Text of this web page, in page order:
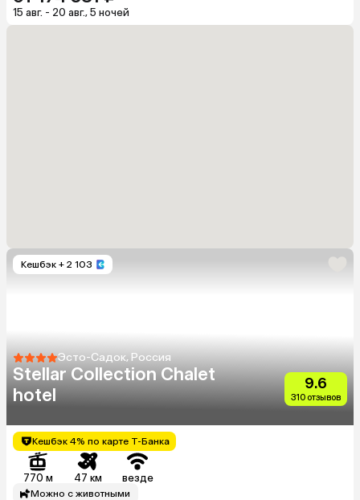
15 авг. - 20 авг., 5 ночей
Кешбэк + 2 103
Эсто-Садок, Россия
Stellar Collection Chalet
hotel
9.6
310 отзывов
Кешбэк 4% по карте Т-Банка
770 м 47 км везде
Можно с животными